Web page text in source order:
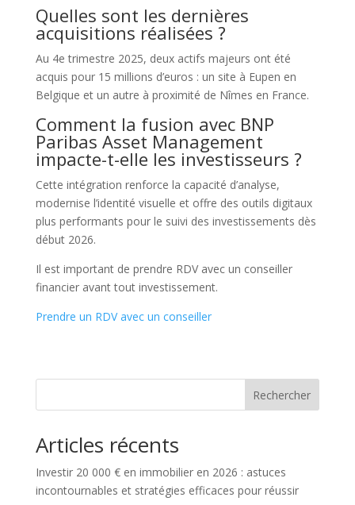
Quelles sont les dernières
acquisitions réalisées ?
Au 4e trimestre 2025, deux actifs majeurs ont été
acquis pour 15 millions d’euros : un site à Eupen en
Belgique et un autre à proximité de Nîmes en France.
Comment la fusion avec BNP
Paribas Asset Management
impacte-t-elle les investisseurs ?
Cette intégration renforce la capacité d’analyse,
modernise l’identité visuelle et offre des outils digitaux
plus performants pour le suivi des investissements dès
début 2026.
Il est important de prendre RDV avec un conseiller
financier avant tout investissement.
Prendre un RDV avec un conseiller
Rechercher
Articles récents
Investir 20 000 € en immobilier en 2026 : astuces
incontournables et stratégies efficaces pour réussir